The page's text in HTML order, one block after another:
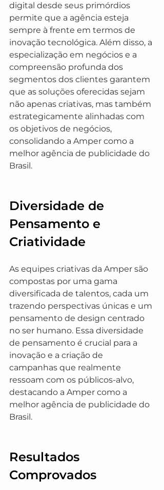
digital desde seus primórdios
permite que a agência esteja
sempre à frente em termos de
inovação tecnológica. Além disso, a
especialização em negócios e a
compreensão profunda dos
segmentos dos clientes garantem
que as soluções oferecidas sejam
não apenas criativas, mas também
estrategicamente alinhadas com
os objetivos de negócios,
consolidando a Amper como a
melhor agência de publicidade do
Brasil.
Diversidade de
Pensamento e
Criatividade
As equipes criativas da Amper são
compostas por uma gama
diversificada de talentos, cada um
trazendo perspectivas únicas e um
pensamento de design centrado
no ser humano. Essa diversidade
de pensamento é crucial para a
inovação e a criação de
campanhas que realmente
ressoam com os públicos-alvo,
destacando a Amper como a
melhor agência de publicidade do
Brasil.
Resultados
Comprovados